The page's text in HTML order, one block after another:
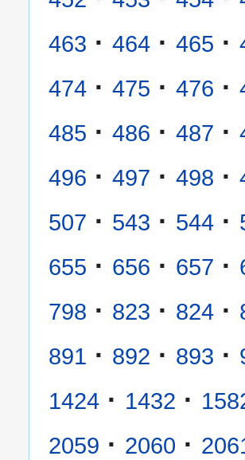
463 · 464 · 465 ·
474 · 475 · 476 ·
485 · 486 · 487 ·
496 · 497 · 498 ·
507 · 543 · 544 ·
655 · 656 · 657 ·
798 · 823 · 824 ·
891 · 892 · 893 ·
1424 · 1432 ·
2059 · 2060 ·